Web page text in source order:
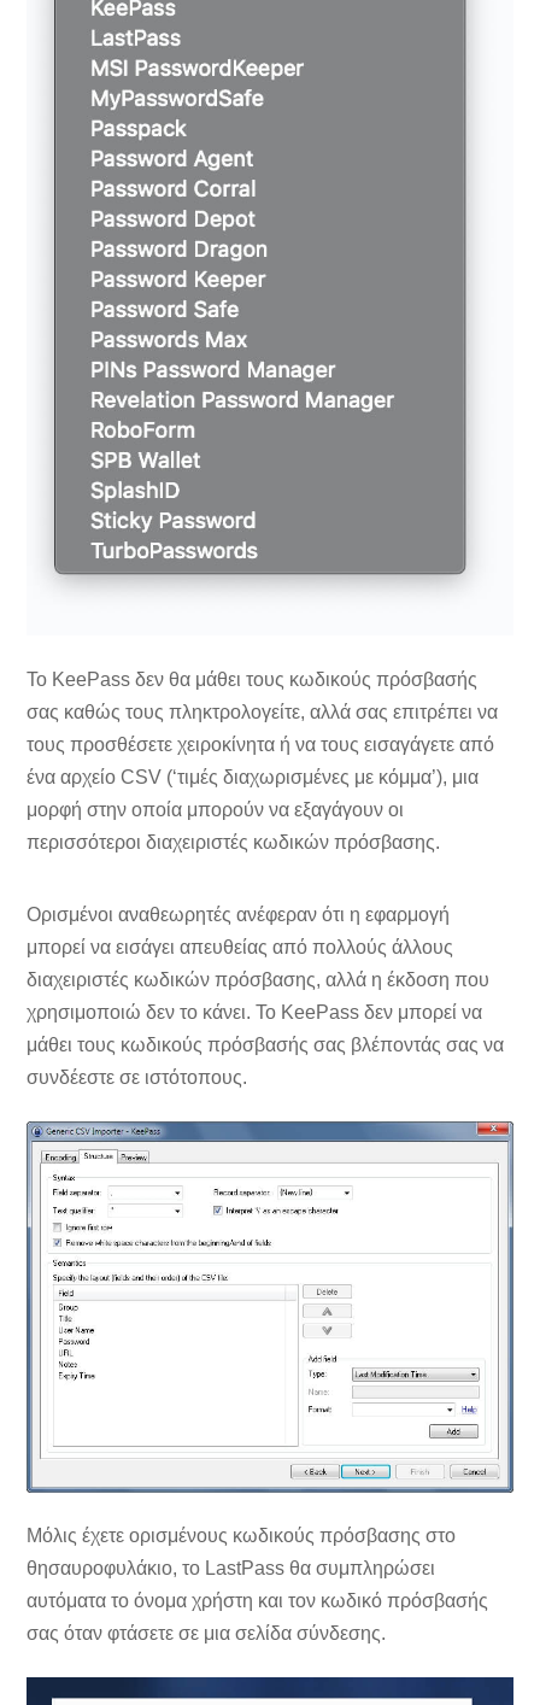
Το KeePass δεν θα μάθει τους κωδικούς πρόσβασής
σας καθώς τους πληκτρολογείτε, αλλά σας επιτρέπει να
τους προσθέσετε χειροκίνητα ή να τους εισαγάγετε από
ένα αρχείο CSV (‘τιμές διαχωρισμένες με κόμμα’), μια
μορφή στην οποία μπορούν να εξαγάγουν οι
περισσότεροι διαχειριστές κωδικών πρόσβασης.
Ορισμένοι αναθεωρητές ανέφεραν ότι η εφαρμογή
μπορεί να εισάγει απευθείας από πολλούς άλλους
διαχειριστές κωδικών πρόσβασης, αλλά η έκδοση που
χρησιμοποιώ δεν το κάνει. Το KeePass δεν μπορεί να
μάθει τους κωδικούς πρόσβασής σας βλέποντάς σας να
συνδέεστε σε ιστότοπους.
Μόλις έχετε ορισμένους κωδικούς πρόσβασης στο
θησαυροφυλάκιο, το LastPass θα συμπληρώσει
αυτόματα το όνομα χρήστη και τον κωδικό πρόσβασής
σας όταν φτάσετε σε μια σελίδα σύνδεσης.